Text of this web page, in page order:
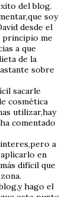
del blog.
soy
desde el
principio me
a que
de la
sobre
sacarle
cosmética
utilizar,hay
comentado
a
en
difícil que
hago el